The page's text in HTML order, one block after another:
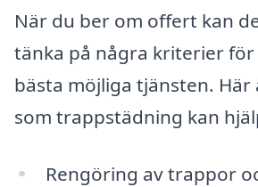
När du ber om offert kan
tänka på några kriterier
bästa möjliga tjänsten. Här
som trappstädning kan
Rengöring av trappor